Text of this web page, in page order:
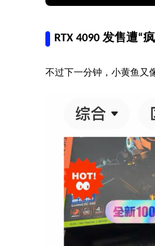
RTX 4090 发售遭“
不过下一分钟，小黄鱼又